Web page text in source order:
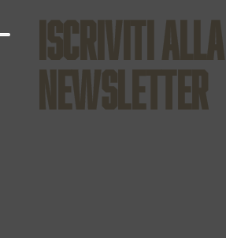
ISCRIVITI
NEWSLETTER